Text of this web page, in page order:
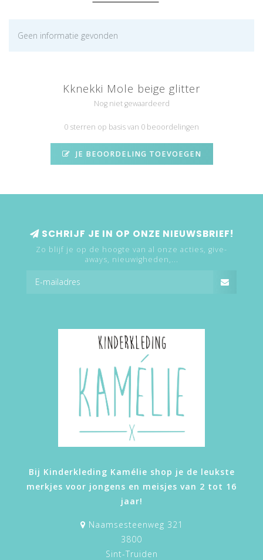
Geen informatie gevonden
Kknekki Mole beige glitter
Nog niet gewaardeerd
0 sterren op basis van 0 beoordelingen
JE BEOORDELING TOEVOEGEN
SCHRIJF JE IN OP ONZE NIEUWSBRIEF!
Zo blijf je op de hoogte van al onze acties, give-
aways, nieuwigheden,...
Bij Kinderkleding Kamélie shop je de leukste
merkjes voor jongens en meisjes van 2 tot 16
jaar!
Naamsesteenweg 321
3800
Sint-Truiden